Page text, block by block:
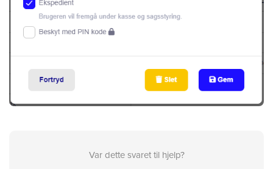
Var dette svaret til hjelp?